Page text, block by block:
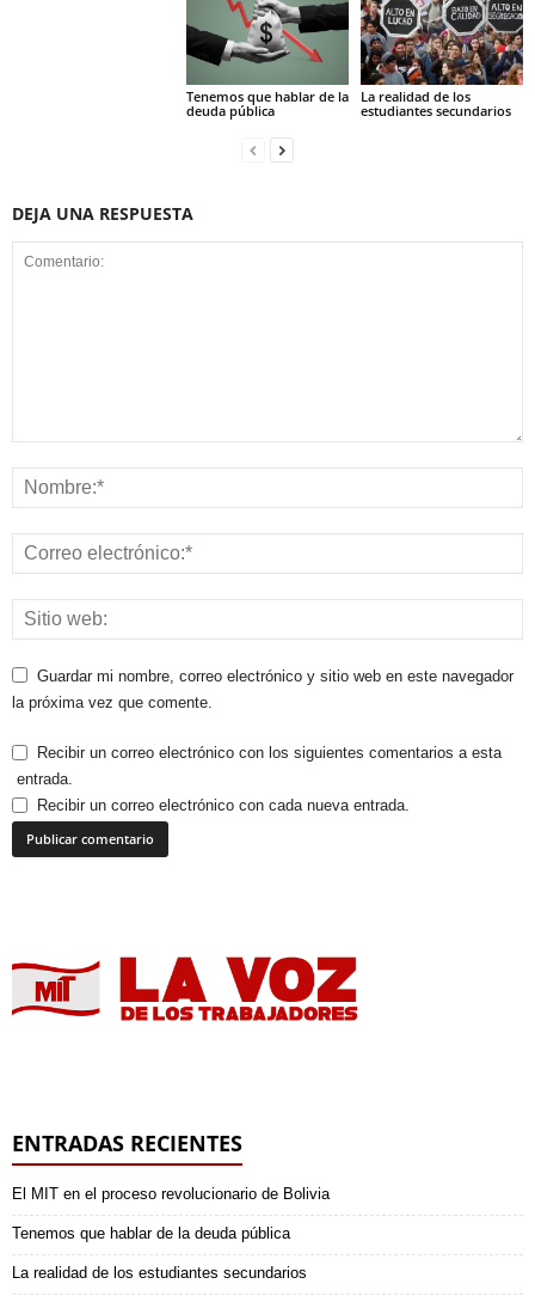
Tenemos que hablar de la
deuda pública
La realidad de los
estudiantes secundarios
DEJA UNA RESPUESTA
Guardar mi nombre, correo electrónico y sitio web en este navegador
la próxima vez que comente.
Recibir un correo electrónico con los siguientes comentarios a esta
entrada.
Recibir un correo electrónico con cada nueva entrada.
ENTRADAS RECIENTES
El MIT en el proceso revolucionario de Bolivia
Tenemos que hablar de la deuda pública
La realidad de los estudiantes secundarios